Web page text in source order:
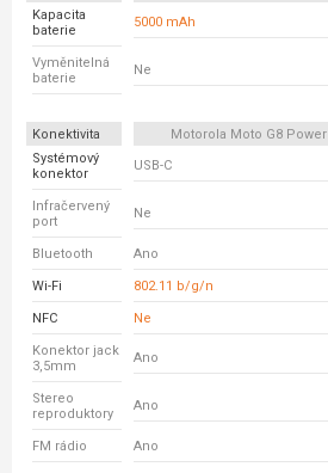
Kapacita
baterie
5000 mAh
Vyměnitelná
baterie
Ne
Konektivita Motorola Moto G8 Power
Systémový
konektor
USB-C
Infračervený
port
Ne
Bluetooth Ano
Wi-Fi 802.11 b/g/n
NFC Ne
Konektor jack
3,5mm
Ano
Stereo
reproduktory
Ano
FM rádio Ano